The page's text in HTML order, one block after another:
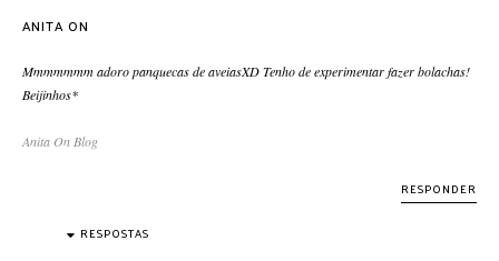
ANITA ON
Mmmmmmm adoro panquecas de aveiasXD Tenho de experimentar fazer bolachas!
Beijinhos*
Anita On Blog
RESPONDER
RESPOSTAS